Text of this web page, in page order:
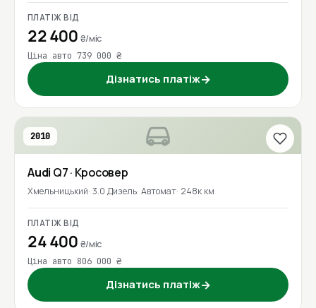
ПЛАТІЖ ВІД
22 400 ₴/міс
Ціна авто 739 000 ₴
Дізнатись платіж→
2010
Audi Q7· Кросовер
Хмельницький 3.0 Дизель Автомат 248к км
ПЛАТІЖ ВІД
24 400 ₴/міс
Ціна авто 806 000 ₴
Дізнатись платіж→